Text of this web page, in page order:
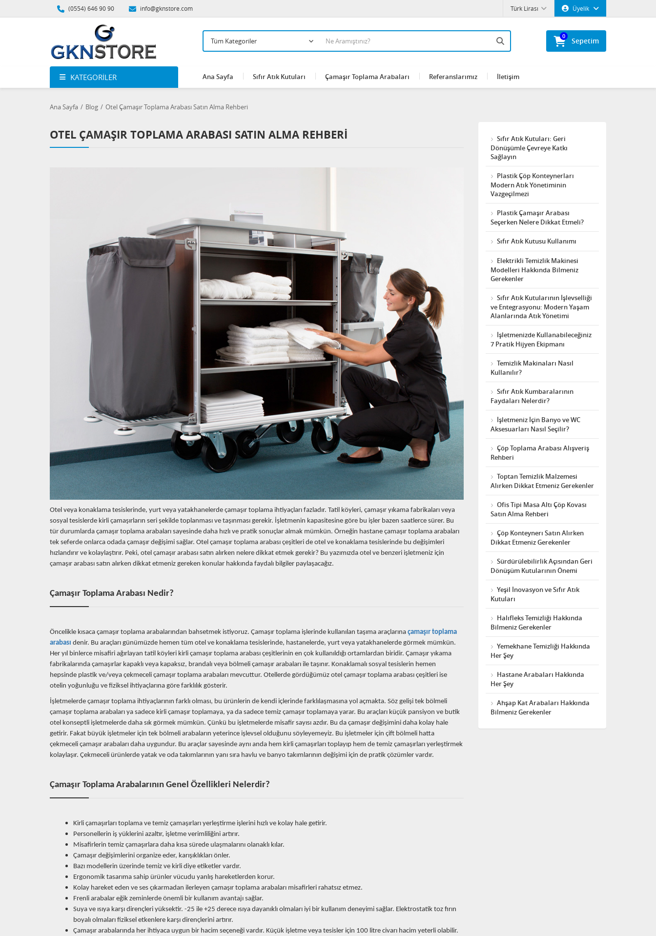
(0554) 646 90 90 info@gknstore.com Üyelik
Türk Lirası
Sepetim
0
KATEGORILER Ana Sayfa Sıfır Atık Kutuları Çamaşır Toplama Arabaları Referanslarımız İletişim
Ana Sayfa Blog Otel Çamaşır Toplama Arabası Satın Alma Rehberi
OTEL ÇAMAŞIR TOPLAMA ARABASI SATIN ALMA REHBERI
Otel veya konaklama tesislerinde, yurt veya yatakhanelerde çamaşır toplama ihtiyaçları fazladır. Tatil köyleri, çamaşır yıkama fabrikaları veya
sosyal tesislerde kirli çamaşırların seri şekilde toplanması ve taşınması gerekir. İşletmenin kapasitesine göre bu işler bazen saatlerce sürer. Bu
tür durumlarda çamaşır toplama arabaları sayesinde daha hızlı ve pratik sonuçlar almak mümkün. Örneğin hastane çamaşır toplama arabaları
tek seferde onlarca odada çamaşır değişimi sağlar. Otel çamaşır toplama arabası çeşitleri de otel ve konaklama tesislerinde bu değişimleri
hızlandırır ve kolaylaştırır. Peki, otel çamaşır arabası satın alırken nelere dikkat etmek gerekir? Bu yazımızda otel ve benzeri işletmeniz için
çamaşır arabası satın alırken dikkat etmeniz gereken konular hakkında faydalı bilgiler paylaşacağız.
Çamaşır Toplama Arabası Nedir?
Öncelikle kısaca çamaşır toplama arabalarından bahsetmek istiyoruz. Çamaşır toplama işlerinde kullanılan taşıma araçlarına çamaşır toplama
arabası denir. Bu araçları günümüzde hemen tüm otel ve konaklama tesislerinde, hastanelerde, yurt veya yatakhanelerde görmek mümkün.
Her yıl binlerce misafiri ağırlayan tatil köyleri kirli çamaşır toplama arabası çeşitlerinin en çok kullanıldığı ortamlardan biridir. Çamaşır yıkama
fabrikalarında çamaşırlar kapaklı veya kapaksız, brandalı veya bölmeli çamaşır arabaları ile taşınır. Konaklamalı sosyal tesislerin hemen
hepsinde plastik ve/veya çekmeceli çamaşır toplama arabaları mevcuttur. Otellerde gördüğümüz otel çamaşır toplama arabası çeşitleri ise
otelin yoğunluğu ve fiziksel ihtiyaçlarına göre farklılık gösterir.
İşletmelerde çamaşır toplama ihtiyaçlarının farklı olması, bu ürünlerin de kendi içlerinde farklılaşmasına yol açmakta. Söz gelişi tek bölmeli
çamaşır toplama arabaları ya sadece kirli çamaşır toplamaya, ya da sadece temiz çamaşır toplamaya yarar. Bu araçları küçük pansiyon ve butik
otel konseptli işletmelerde daha sık görmek mümkün. Çünkü bu işletmelerde misafir sayısı azdır. Bu da çamaşır değişimini daha kolay hale
getirir. Fakat büyük işletmeler için tek bölmeli arabaların yeterince işlevsel olduğunu söyleyemeyiz. Bu işletmeler için çift bölmeli hatta
çekmeceli çamaşır arabaları daha uygundur. Bu araçlar sayesinde aynı anda hem kirli çamaşırları toplayıp hem de temiz çamaşırları yerleştirmek
kolaylaşır. Çekmeceli ürünlerde yatak ve oda takımlarının yanı sıra havlu ve banyo takımlarının değişimi için de pratik çözümler vardır.
Çamaşır Toplama Arabalarının Genel Özellikleri Nelerdir?
Kirli çamaşırları toplama ve temiz çamaşırları yerleştirme işlerini hızlı ve kolay hale getirir.
Personellerin iş yüklerini azaltır, işletme verimliliğini artırır.
Misafirlerin temiz çamaşırlara daha kısa sürede ulaşmalarını olanaklı kılar.
Çamaşır değişimlerini organize eder, karışıklıkları önler.
Bazı modellerin üzerinde temiz ve kirli diye etiketler vardır.
Ergonomik tasarıma sahip ürünler vücudu yanlış hareketlerden korur.
Kolay hareket eden ve ses çıkarmadan ilerleyen çamaşır toplama arabaları misafirleri rahatsız etmez.
Frenli arabalar eğik zeminlerde önemli bir kullanım avantajı sağlar.
Suya ve ısıya karşı dirençleri yüksektir. -25 ile +25 derece ısıya dayanıklı olmaları iyi bir kullanım deneyimi sağlar. Elektrostatik toz fırın
boyalı olmaları fiziksel etkenlere karşı dirençlerini artırır.
Çamaşır arabalarında her ihtiyaca uygun bir hacim seçeneği vardır. Küçük işletme veya tesisler için 100 litre civarı hacim yeterli olabilir.
Sıfır Atık Kutuları: Geri
Dönüşümle Çevreye Katkı
Sağlayın
Plastik Çöp Konteynerları
Modern Atık Yönetiminin
Vazgeçilmezi
Plastik Çamaşır Arabası
Seçerken Nelere Dikkat Etmeli?
Sıfır Atık Kutusu Kullanımı
Elektrikli Temizlik Makinesi
Modelleri Hakkında Bilmeniz
Gerekenler
Sıfır Atık Kutularının İşlevselliği
ve Entegrasyonu: Modern Yaşam
Alanlarında Atık Yönetimi
İşletmenizde Kullanabileceğiniz
7 Pratik Hijyen Ekipmanı
Temizlik Makinaları Nasıl
Kullanılır?
Sıfır Atık Kumbaralarının
Faydaları Nelerdir?
İşletmeniz İçin Banyo ve WC
Aksesuarları Nasıl Seçilir?
Çöp Toplama Arabası Alışveriş
Rehberi
Toptan Temizlik Malzemesi
Alırken Dikkat Etmeniz Gerekenler
Ofis Tipi Masa Altı Çöp Kovası
Satın Alma Rehberi
Çöp Konteynerı Satın Alırken
Dikkat Etmeniz Gerekenler
Sürdürülebilirlik Açısından Geri
Dönüşüm Kutularının Önemi
Yeşil İnovasyon ve Sıfır Atık
Kutuları
Halıfleks Temizliği Hakkında
Bilmeniz Gerekenler
Yemekhane Temizliği Hakkında
Her Şey
Hastane Arabaları Hakkında
Her Şey
Ahşap Kat Arabaları Hakkında
Bilmeniz Gerekenler